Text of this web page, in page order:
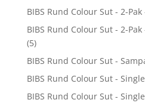
BIBS Rund Colour Sut - 2-Pak
BIBS Rund Colour Sut - 2-
(5)
BIBS Rund Colour Sut -
BIBS Rund Colour Sut -
BIBS Rund Colour Sut -